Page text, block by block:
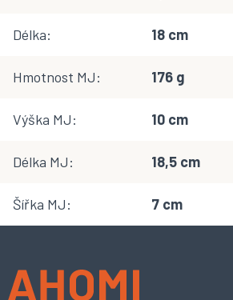
Délka: 18 cm
Hmotnost MJ: 176 g
Výška MJ: 10 cm
Délka MJ: 18,5 cm
Šířka MJ: 7 cm